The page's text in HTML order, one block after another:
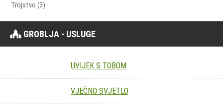
Trojstvo (3)
GROBLJA - USLUGE
UVIJEK S TOBOM
VJEČNO SVJETLO